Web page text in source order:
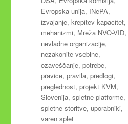
Evropska unija, INePA,
izvajanje,krepitev kapacitet,
mehanizmi, Mreža NVO-VID,
nevladne organizacije,
nezakonite vsebine,
ozaveščanje,potrebe,
pravice,pravila,predlogi,
preglednost,projekt KVM,
Slovenija,spletne platforme,
spletne storitve, uporabniki,
varen splet